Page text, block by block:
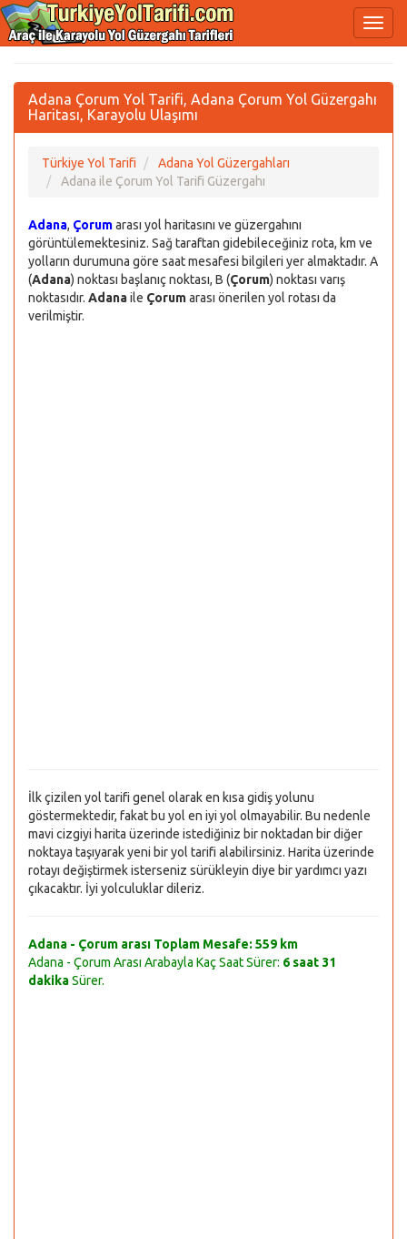
Adana Çorum Yol Tarifi, Adana Çorum Yol Güzergahı
Haritası, Karayolu Ulaşımı
Türkiye Yol Tarifi
Adana Yol Güzergahları
Adana ile Çorum Yol Tarifi Güzergahı
Adana, Çorumarası yol haritasını ve güzergahını
görüntülemektesiniz. Sağ taraftan gidebileceğiniz rota, km ve
yolların durumuna göre saat mesafesi bilgileri yer almaktadır. A
(Adana) noktası başlanıç noktası, B (Çorum) noktası varış
noktasıdır. Adanaile Çorumarası önerilen yol rotası da
verilmiştir.
İlk çizilen yol tarifi genel olarak en kısa gidiş yolunu
göstermektedir, fakat bu yol en iyi yol olmayabilir. Bu nedenle
mavi cizgiyi harita üzerinde istediğiniz bir noktadan bir diğer
noktaya taşıyarak yeni bir yol tarifi alabilirsiniz. Harita üzerinde
rotayı değiştirmek isterseniz sürükleyin diye bir yardımcı yazı
çıkacaktır. İyi yolculuklar dileriz.
Adana - Çorum arası Toplam Mesafe: 559 km
Adana - Çorum Arası Arabayla Kaç Saat Sürer: 6 saat 31
dakikaSürer.